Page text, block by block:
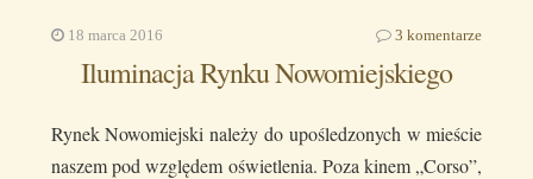
18 marca 2016 3 komentarze
Iluminacja Rynku Nowomiejskiego
Rynek Nowomiejski należy do upośledzonych w mieście
naszem pod względem oświetlenia. Poza kinem „Corso”,